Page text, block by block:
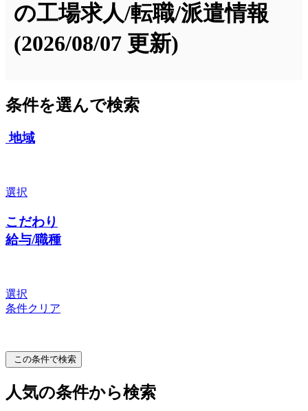
の工場求人/転職/派遣情報
(2026/08/07 更新)
条件を選んで検索
地域
選択
こだわり
給与/職種
選択
条件クリア
この条件で検索
人気の条件から検索